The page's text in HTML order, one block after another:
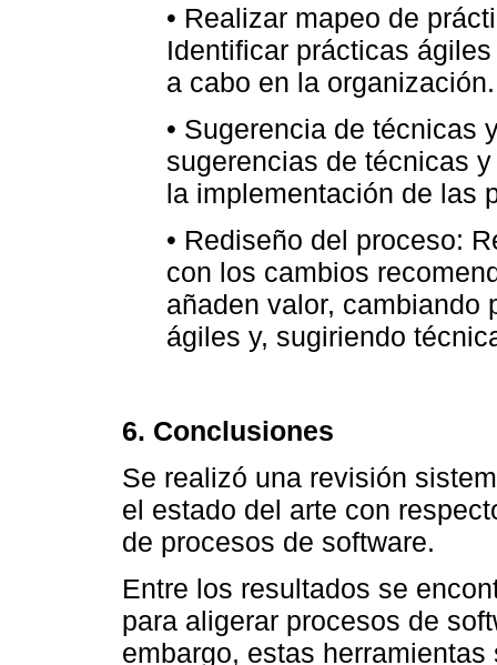
• Realizar mapeo de
Identificar prácticas
a cabo en la organización.
• Sugerencia de técnicas
sugerencias de técnicas
la implementación de las
• Rediseño del proceso:
con los cambios
añaden valor, cambiando
ágiles y, sugiriendo
6. Conclusiones
Se realizó una revisión
el estado del arte con
de procesos de software.
Entre los resultados se
para aligerar procesos de
embargo, estas